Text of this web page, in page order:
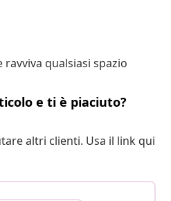
qualsiasi spazio
e ti è piaciuto?
altri clienti. Usa il link qui